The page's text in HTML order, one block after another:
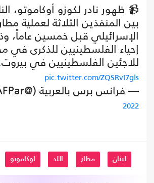
📹 ظهور نادر لكوزو أوكاموتو،
بين المنفذين الثلاثة لعملية
الإسرائيلي قبل خمسين عاماً،
إحياء الفلسطينيين للذكرى في
للاجئين الفلسطينيين في
pic.twitter.com/ZQSRvI7gls
— فرانس برس بالعربية (@AFPar)
2022
لبنان مطار اللد اوكاموتو